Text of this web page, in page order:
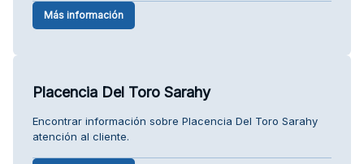
Más información
Placencia Del Toro Sarahy
Encontrar información sobre Placencia Del Toro Sarahy
atención al cliente.